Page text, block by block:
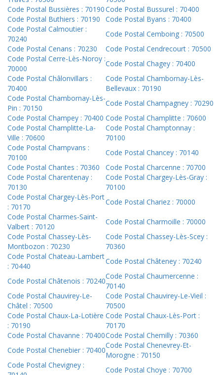
Code Postal Bussières : 70190Code Postal Bussurel : 70400
Code Postal Buthiers : 70190
Code Postal Byans : 70400
Code Postal Calmoutier :
70240
Code Postal Cemboing : 70500
Code Postal Cenans : 70230
Code Postal Cendrecourt : 70500
Code Postal Cerre-Lès-Noroy :
70000
Code Postal Chagey : 70400
Code Postal Châlonvillars :
70400
Code Postal Chambornay-Lès-
Bellevaux : 70190
Code Postal Chambornay-Lès-
Pin : 70150
Code Postal Champagney : 70290
Code Postal Champey : 70400 Code Postal Champlitte : 70600
Code Postal Champlitte-La-
Ville : 70600
Code Postal Champtonnay :
70100
Code Postal Champvans :
70100
Code Postal Chancey : 70140
Code Postal Chantes : 70360
Code Postal Charcenne : 70700
Code Postal Charentenay :
70130
Code Postal Chargey-Lès-Gray :
70100
Code Postal Chargey-Lès-Port
: 70170
Code Postal Chariez : 70000
Code Postal Charmes-Saint-
Valbert : 70120
Code Postal Charmoille : 70000
Code Postal Chassey-Lès-
Montbozon : 70230
Code Postal Chassey-Lès-Scey :
70360
Code Postal Chateau-Lambert
: 70440
Code Postal Châteney : 70240
Code Postal Châtenois : 70240
Code Postal Chaumercenne :
70140
Code Postal Chauvirey-Le-
Châtel : 70500
Code Postal Chauvirey-Le-Vieil :
70500
Code Postal Chaux-La-Lotière
: 70190
Code Postal Chaux-Lès-Port :
70170
Code Postal Chavanne : 70400Code Postal Chemilly : 70360
Code Postal Chenebier : 70400
Code Postal Chenevrey-Et-
Morogne : 70150
Code Postal Chevigney :
Code Postal Choye : 70700